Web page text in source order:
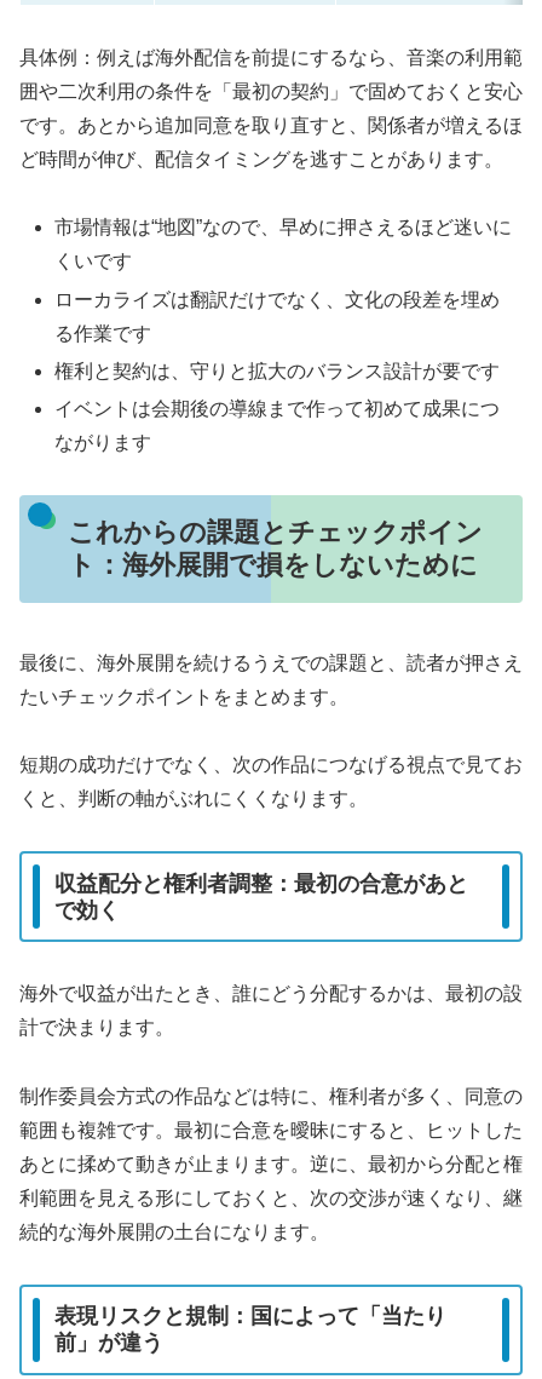
具体例：例えば海外配信を前提にするなら、音楽の利用範
囲や二次利用の条件を「最初の契約」で固めておくと安心
です。あとから追加同意を取り直すと、関係者が増えるほ
ど時間が伸び、配信タイミングを逃すことがあります。
市場情報は“地図”なので、早めに押さえるほど迷いに
くいです
ローカライズは翻訳だけでなく、文化の段差を埋め
る作業です
権利と契約は、守りと拡大のバランス設計が要です
イベントは会期後の導線まで作って初めて成果につ
ながります
これからの課題とチェックポイン
ト：海外展開で損をしないために
最後に、海外展開を続けるうえでの課題と、読者が押さえ
たいチェックポイントをまとめます。
短期の成功だけでなく、次の作品につなげる視点で見てお
くと、判断の軸がぶれにくくなります。
収益配分と権利者調整：最初の合意があと
で効く
海外で収益が出たとき、誰にどう分配するかは、最初の設
計で決まります。
制作委員会方式の作品などは特に、権利者が多く、同意の
範囲も複雑です。最初に合意を曖昧にすると、ヒットした
あとに揉めて動きが止まります。逆に、最初から分配と権
利範囲を見える形にしておくと、次の交渉が速くなり、継
続的な海外展開の土台になります。
表現リスクと規制：国によって「当たり
前」が違う